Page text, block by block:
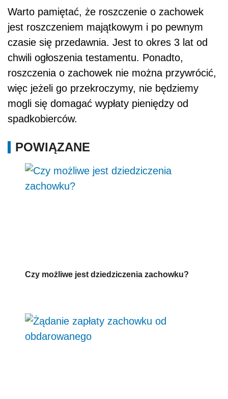
Warto pamiętać, że roszczenie o zachowek
jest roszczeniem majątkowym i po pewnym
czasie się przedawnia. Jest to okres 3 lat od
chwili ogłoszenia testamentu. Ponadto,
roszczenia o zachowek nie można przywrócić,
więc jeżeli go przekroczymy, nie będziemy
mogli się domagać wypłaty pieniędzy od
spadkobierców.
POWIĄZANE
Czy możliwe jest dziedziczenia zachowku?